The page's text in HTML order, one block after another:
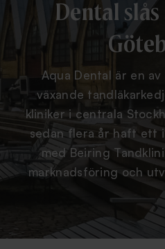
Dental
Aqua Dental är en
växande
kliniker i centrala
sedan flera år haft ett
med Beiring
marknadsföring och